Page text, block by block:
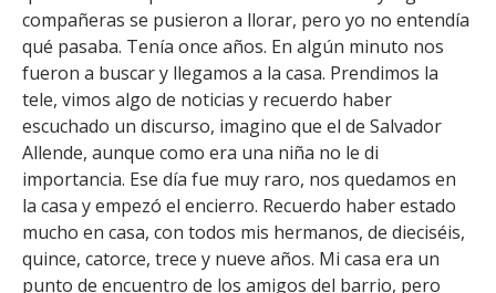
compañeras se pusieron a llorar, pero yo no entendía
qué pasaba. Tenía once años. En algún minuto nos
fueron a buscar y llegamos a la casa. Prendimos la
tele, vimos algo de noticias y recuerdo haber
escuchado un discurso, imagino que el de Salvador
Allende, aunque como era una niña no le di
importancia. Ese día fue muy raro, nos quedamos en
la casa y empezó el encierro. Recuerdo haber estado
mucho en casa, con todos mis hermanos, de dieciséis,
quince, catorce, trece y nueve años. Mi casa era un
punto de encuentro de los amigos del barrio, pero